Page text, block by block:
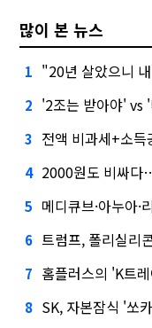
많이 본 뉴스
1 "20년 살았으니
2 '2조는 받아야' vs
3 전액 비과세+소
4 2000원도 비싸다…
5 메디큐브·아누아
6 트럼프, 폴리실리콘
7 홈플러스의 'K트
8 SK, 자본잠식 '쏘